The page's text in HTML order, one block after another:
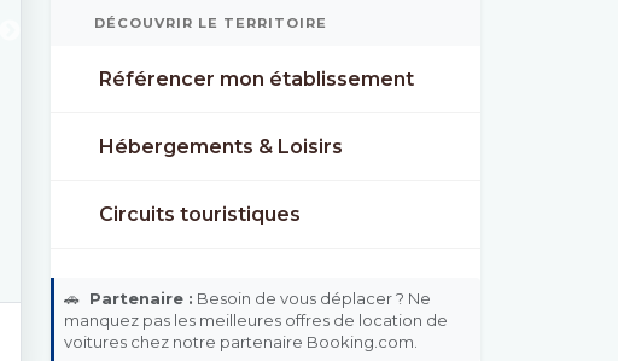
37° 36°
25°
DÉCOUVRIR LE TERRITOIRE
Référencer mon établissement
Hébergements & Loisirs
Circuits touristiques
🚗 Partenaire : Besoin de vous déplacer ? Ne
manquez pas les meilleures offres de location de
voitures chez notre partenaire Booking.com.